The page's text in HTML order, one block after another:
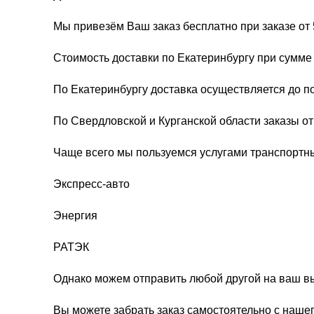
Мы привезём Ваш заказ бесплатно при заказе от
Стоимость доставки по Екатеринбургу при
По Екатеринбургу доставка осуществляется до
По Свердловской и Курганской области заказы
Чаще всего мы пользуемся услугами
Экспресс-авто
Энергия
РАТЭК
Однако можем отправить любой другой на ваш
Вы можете забрать заказ самостоятельно с